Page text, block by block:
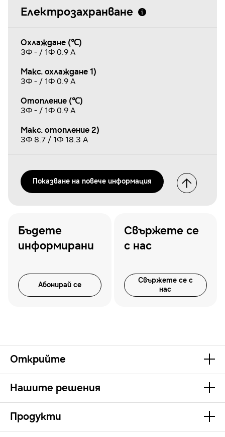
Електрозахранване
Охлаждане (℃)
3Φ - / 1Φ 0.9 A
Макс. охлаждане 1)
3Φ - / 1Φ 0.9 A
Отопление (℃)
3Φ - / 1Φ 0.9 A
Макс. отопление 2)
3Φ 8.7 / 1Φ 18.3 A
Показванe на повече информация
Бъдете
информирани
Абонирай се
Свържете се
с нас
Свържете се с
нас
Открийте
Нашите решения
Продукти